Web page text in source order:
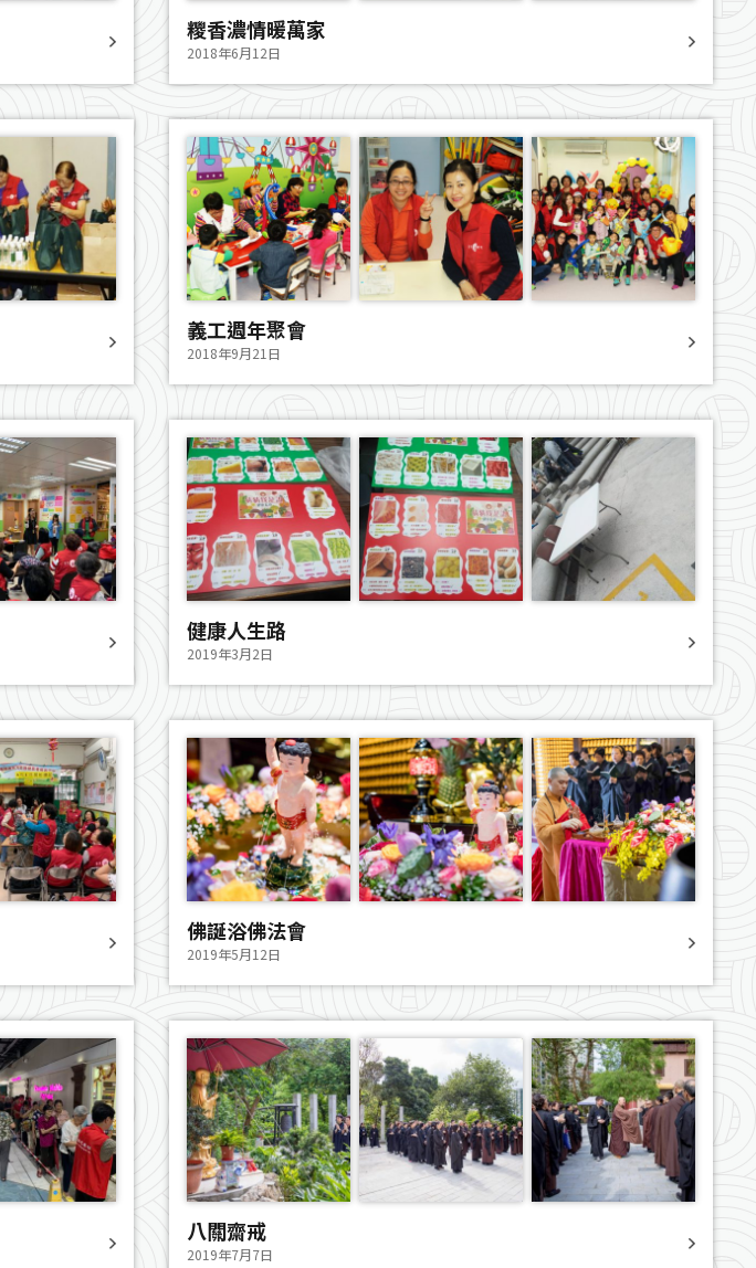
糭香濃情暖萬家
2018年6月12日
義工週年聚會
2018年9月21日
健康人生路
2019年3月2日
佛誕浴佛法會
2019年5月12日
八關齋戒
2019年7月7日